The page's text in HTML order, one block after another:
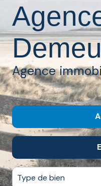
Agence
Type de bien